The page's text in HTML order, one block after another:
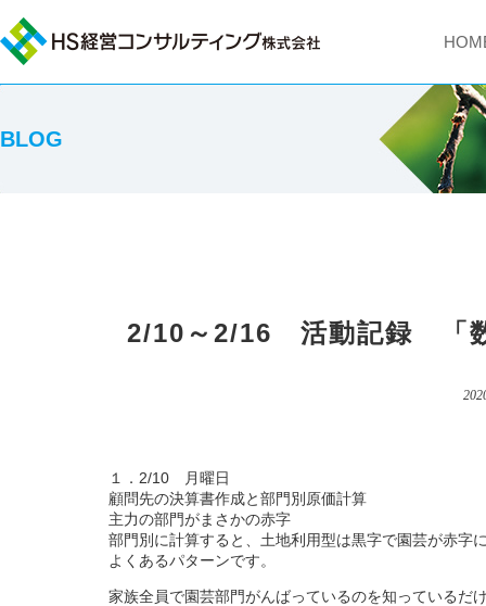
BLOG
2/10～2/16 活動記録 「
１．2/10 月曜日
顧問先の決算書作成と部門別原価計算
主力の部門がまさかの赤字
部門別に計算すると、土地利用型は黒字で園芸が赤字
よくあるパターンです。
家族全員で園芸部門がんばっているのを知っているだ